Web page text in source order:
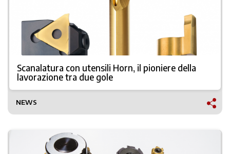
Scanalatura con utensili Horn, il pioniere della
lavorazione tra due gole
NEWS